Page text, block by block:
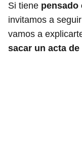
Si tiene pensado
invitamos a
vamos a
sacar un acta